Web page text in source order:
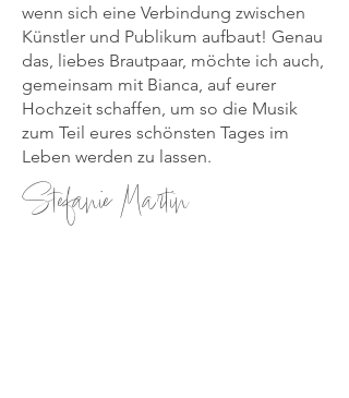
wenn sich eine Verbindung zwischen
Künstler und Publikum aufbaut! Genau
das, liebes Brautpaar, möchte ich auch,
gemeinsam mit Bianca, auf eurer
Hochzeit schaffen, um so die Musik
zum Teil eures schönsten Tages im
Leben werden zu lassen.
Stefanie Martin